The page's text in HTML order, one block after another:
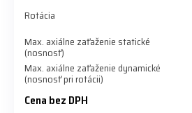
Rotácia
Max. axiálne zaťaženie statické
(nosnosť)
Max. axiálne zaťaženie dynamické
(nosnosť pri rotácii)
Cena bez DPH